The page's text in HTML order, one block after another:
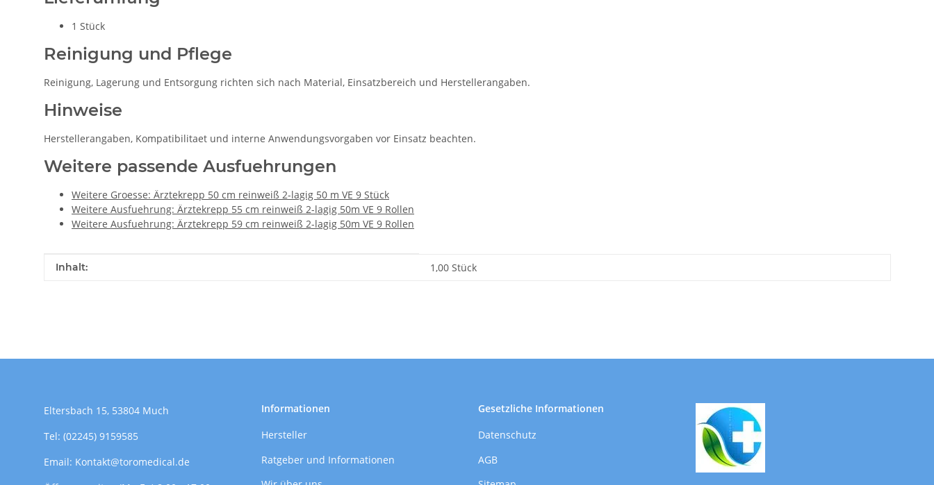
1 Stück
Reinigung und Pflege
Reinigung, Lagerung und Entsorgung richten sich nach Material, Einsatzbereich und Herstellerangaben.
Hinweise
Herstellerangaben, Kompatibilitaet und interne Anwendungsvorgaben vor Einsatz beachten.
Weitere passende Ausfuehrungen
Weitere Groesse: Ärztekrepp 50 cm reinweiß 2-lagig 50 m VE 9 Stück
Weitere Ausfuehrung: Ärztekrepp 55 cm reinweiß 2-lagig 50m VE 9 Rollen
Weitere Ausfuehrung: Ärztekrepp 59 cm reinweiß 2-lagig 50m VE 9 Rollen
Produkteigenschaft
Wert
Inhalt: 1,00 Stück
Eltersbach 15, 53804 Much
Tel: (02245) 9159585
Email: Kontakt@toromedical.de
Informationen
Hersteller
Ratgeber und Informationen
Gesetzliche Informationen
Datenschutz
AGB